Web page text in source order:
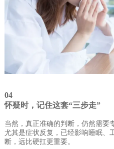
04
怀疑时，记住这套“三步走”
当然，真正准确的判断，仍然需要
尤其是症状反复，已经影响睡眠、
断，远比硬扛更重要。